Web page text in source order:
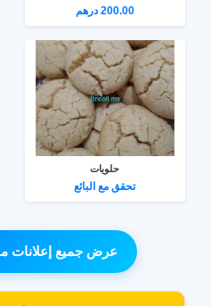
200.00 درهم
حلويات
تحقق مع البائع
عرض جميع إعلانات